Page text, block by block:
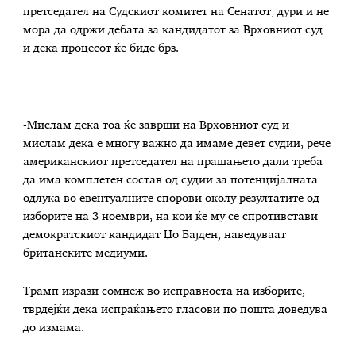
претседател на Судскиот комитет на Сенатот, дури и не
мора да одржи дебата за кандидатот за Врховниот суд
и дека процесот ќе биде брз.
-Мислам дека тоа ќе заврши на Врховниот суд и
мислам дека е многу важно да имаме девет судии, рече
американскиот претседател на прашањето дали треба
да има комплетен состав од судии за потенцијалната
одлука во евентуалните спорови околу резултатите од
изборите на 3 ноември, на кои ќе му се спротивстави
демократскиот кандидат Џо Бајден, наведуваат
британските медиуми.
Трамп изрази сомнеж во исправноста на изборите,
тврдејќи дека испраќањето гласови по пошта доведува
до измама.